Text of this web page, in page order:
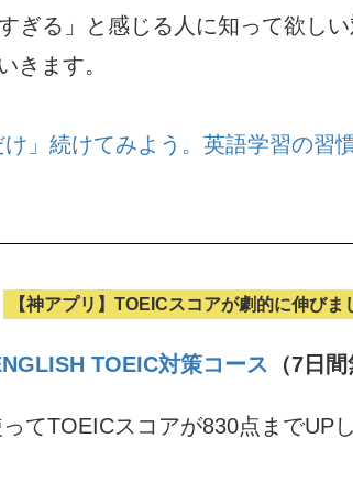
ぎる」と感じる人に知って欲し
きます。
」続けてみよう。 英語学習の習
【神アプリ】TOEICスコアが劇的に伸びま
TOEIC対策コース （7日間
てTOEICスコアが830点までUP